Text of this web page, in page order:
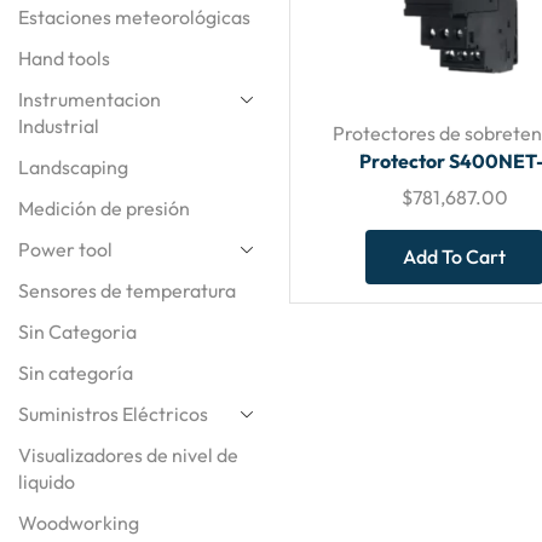
Protectores de
Protector
$781,687.00
Add To Cart
Estaciones meteorológicas
Hand tools
Instrumentacion
Industrial
Landscaping
Medición de presión
Power tool
Sensores de temperatura
Sin Categoria
Sin categoría
Suministros Eléctricos
Visualizadores de nivel de
liquido
Woodworking